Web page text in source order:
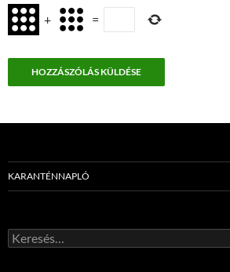
+ =
KARANTÉNNAPLÓ
Keresés: